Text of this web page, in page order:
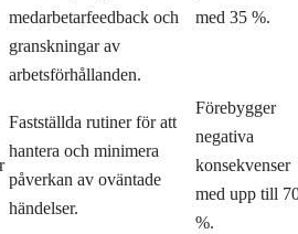
medarbetarfeedback och
granskningar av
arbetsförhållanden.
med 35 %.
Fastställda rutiner för att
hantera och minimera
påverkan av oväntade
händelser.
Förebygger
negativa
konsekvenser
med upp till
%.